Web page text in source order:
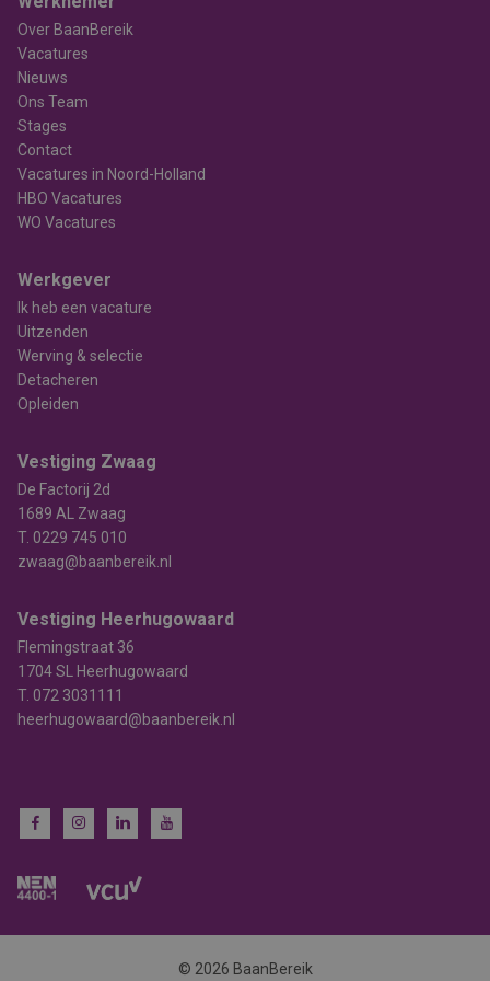
Over BaanBereik
Vacatures
Nieuws
Ons Team
Stages
Contact
Vacatures in Noord-Holland
HBO Vacatures
WO Vacatures
Werkgever
Ik heb een vacature
Uitzenden
Werving & selectie
Detacheren
Opleiden
Vestiging Zwaag
De Factorij 2d
1689 AL Zwaag
T. 0229 745 010
zwaag@baanbereik.nl
Vestiging Heerhugowaard
Flemingstraat 36
1704 SL Heerhugowaard
T. 072 3031111
heerhugowaard@baanbereik.nl
© 2026 BaanBereik